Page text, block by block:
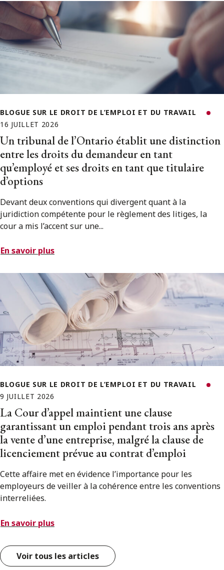
BLOGUE SUR LE DROIT DE L’EMPLOI ET DU TRAVAIL
16 JUILLET 2026
Un tribunal de l’Ontario établit une distinction
entre les droits du demandeur en tant
qu’employé et ses droits en tant que titulaire
d’options
Devant deux conventions qui divergent quant à la
juridiction compétente pour le règlement des litiges, la
cour a mis l’accent sur une...
En savoir plus
BLOGUE SUR LE DROIT DE L’EMPLOI ET DU TRAVAIL
9 JUILLET 2026
La Cour d’appel maintient une clause
garantissant un emploi pendant trois ans après
la vente d’une entreprise, malgré la clause de
licenciement prévue au contrat d’emploi
Cette affaire met en évidence l’importance pour les
employeurs de veiller à la cohérence entre les conventions
interreliées.
En savoir plus
Voir tous les articles